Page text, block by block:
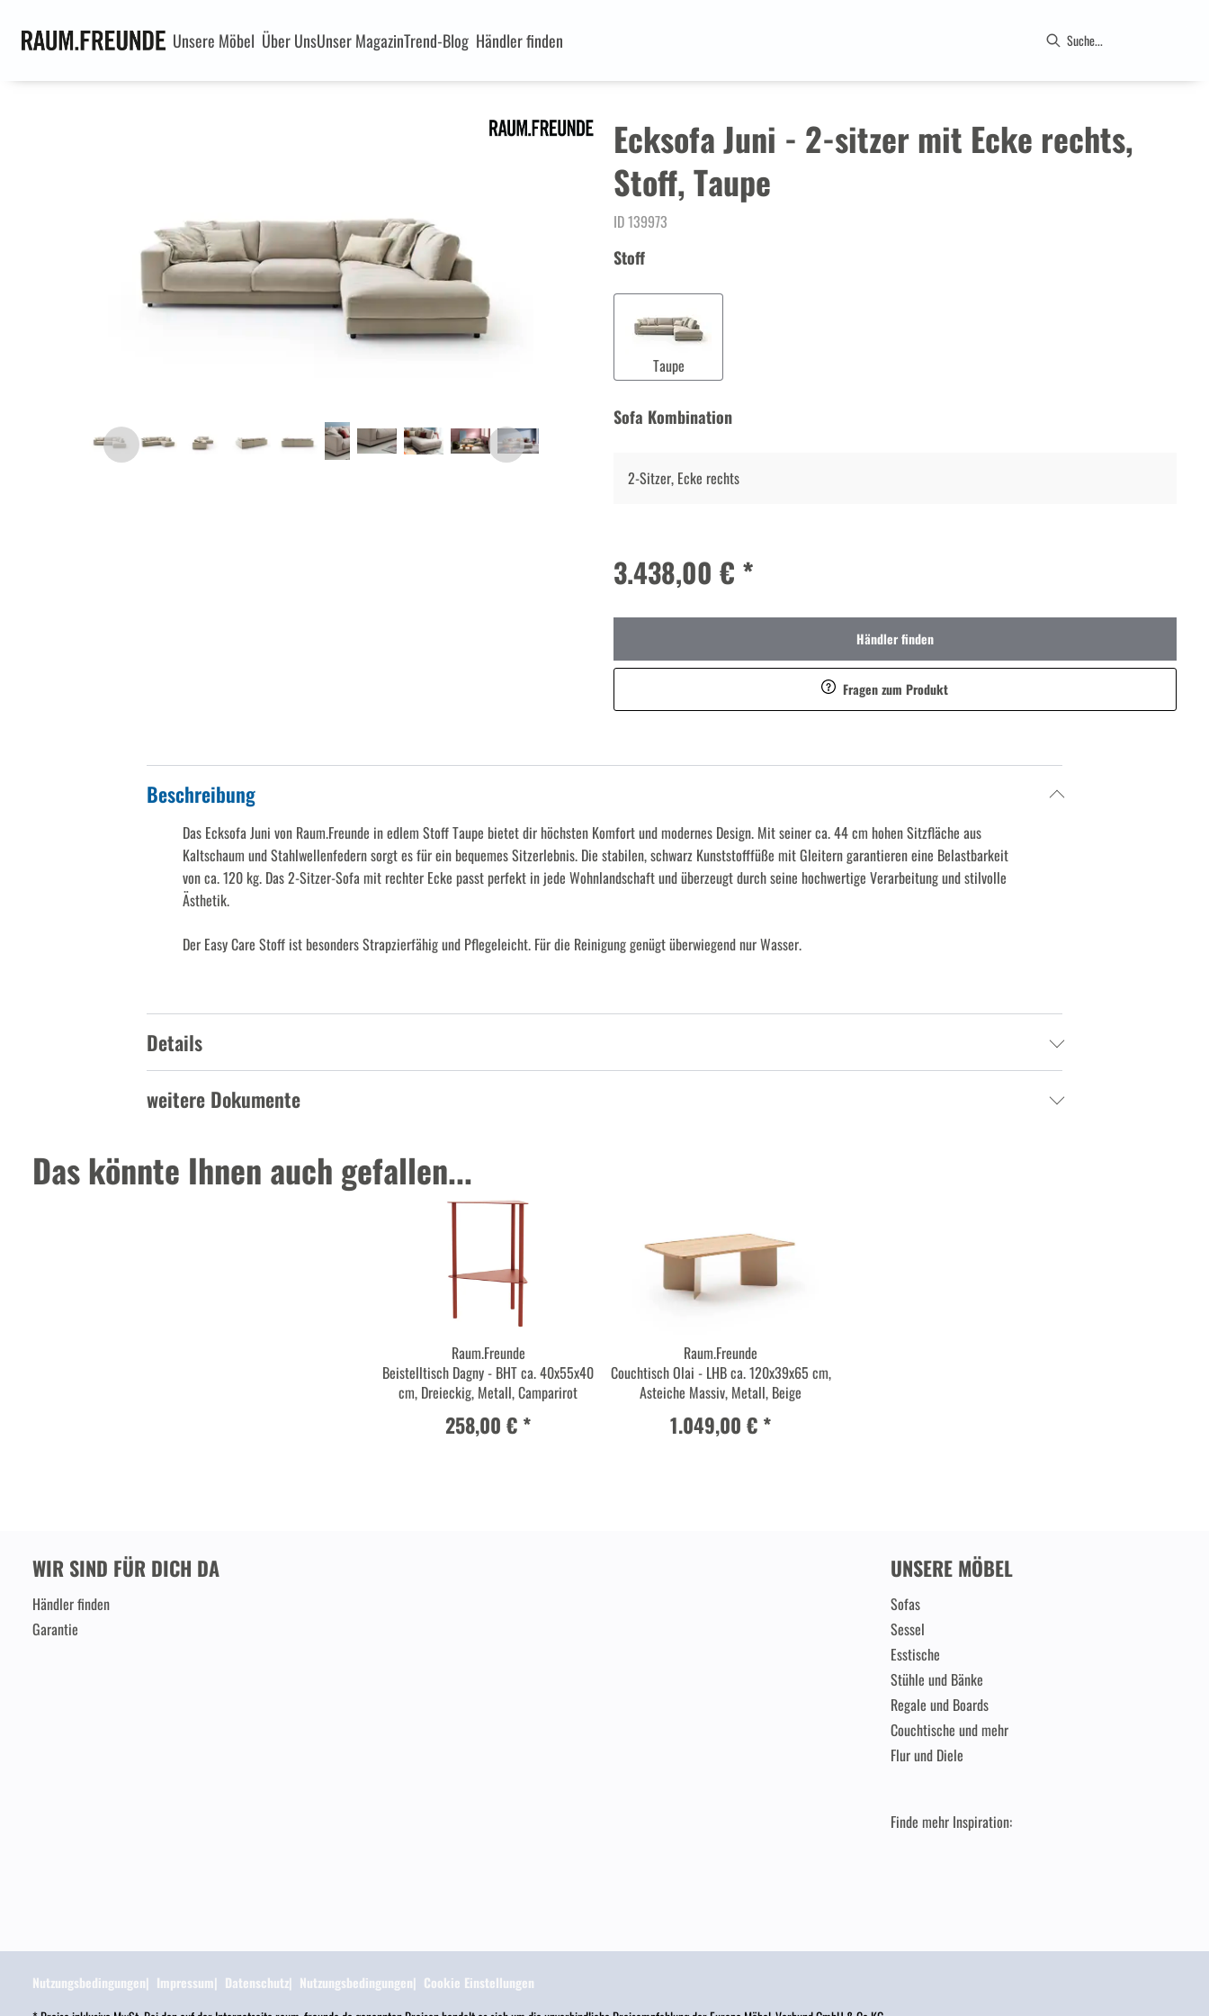
Unsere Möbel Über UnsUnser MagazinTrend-Blog Händler finden
Ecksofa Juni - 2-sitzer mit Ecke rechts,
Stoff, Taupe
ID 139973
Stoff
Taupe
Sofa Kombination
2-Sitzer, Ecke rechts
3.438,00 € *
Händler finden
Fragen zum Produkt
Beschreibung
Das Ecksofa Juni von Raum.Freunde in edlem Stoff Taupe bietet dir höchsten Komfort und modernes Design. Mit seiner ca. 44 cm hohen Sitzfläche aus
Kaltschaum und Stahlwellenfedern sorgt es für ein bequemes Sitzerlebnis. Die stabilen, schwarz Kunststofffüße mit Gleitern garantieren eine Belastbarkeit
von ca. 120 kg. Das 2-Sitzer-Sofa mit rechter Ecke passt perfekt in jede Wohnlandschaft und überzeugt durch seine hochwertige Verarbeitung und stilvolle
Ästhetik.
Der Easy Care Stoff ist besonders Strapzierfähig und Pflegeleicht. Für die Reinigung genügt überwiegend nur Wasser.
Details
weitere Dokumente
Das könnte Ihnen auch gefallen...
Raum.Freunde
Beistelltisch Dagny - BHT ca. 40x55x40
cm, Dreieckig, Metall, Camparirot
258,00 € *
Raum.Freunde
Couchtisch Olai - LHB ca. 120x39x65 cm,
Asteiche Massiv, Metall, Beige
1.049,00 € *
WIR SIND FÜR DICH DA
Händler finden
Garantie
UNSERE MÖBEL
Sofas
Sessel
Esstische
Stühle und Bänke
Regale und Boards
Couchtische und mehr
Flur und Diele
Finde mehr Inspiration:
Nutzungsbedingungen Impressum Datenschutz Nutzungsbedingungen
Cookie Einstellungen